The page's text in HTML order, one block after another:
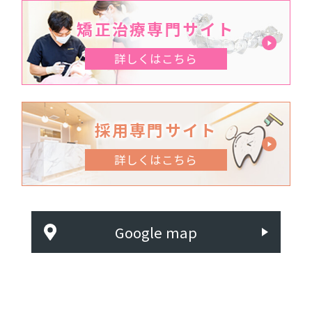
矯正治療専門サイト
詳しくはこちら
採用専門サイト
詳しくはこちら
Google map